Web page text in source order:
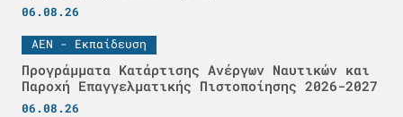
06.08.26
ΑΕΝ - Εκπαίδευση
Προγράμματα Κατάρτισης Ανέργων Ναυτικών και
Παροχή Επαγγελματικής Πιστοποίησης 2026-2027
06.08.26